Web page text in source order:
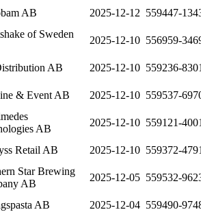
AB 2025-12-12 559447-
of Sweden
2025-12-10 556959-
AB 2025-12-10 559236-
& Event AB 2025-12-10 559537-
AB
2025-12-10 559121-
Retail AB 2025-12-10 559372-
Star Brewing
AB
2025-12-05 559532-
AB 2025-12-04 559490-